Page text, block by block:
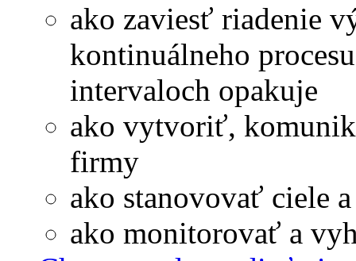
ako zaviesť riadenie
kontinuálneho
intervaloch opakuje
ako vytvoriť,
firmy
ako stanovovať ciele
ako monitorovať a